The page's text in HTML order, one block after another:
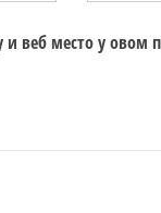
и веб место у овом